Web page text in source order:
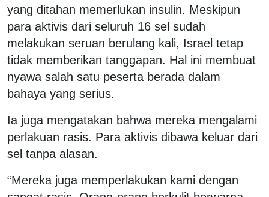
yang ditahan memerlukan insulin. Meskipun
para aktivis dari seluruh 16 sel sudah
melakukan seruan berulang kali, Israel tetap
tidak memberikan tanggapan. Hal ini membuat
nyawa salah satu peserta berada dalam
bahaya yang serius.
Ia juga mengatakan bahwa mereka mengalami
perlakuan rasis. Para aktivis dibawa keluar dari
sel tanpa alasan.
“Mereka juga memperlakukan kami dengan